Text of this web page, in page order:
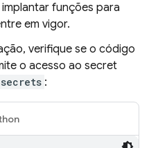
funções para
em vigor.
verifique se o código
o acesso ao secret
secrets :